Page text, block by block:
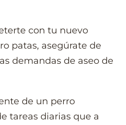
con tu nuevo
patas, asegúrate de
demandas de aseo de
de un perro
tareas diarias que a